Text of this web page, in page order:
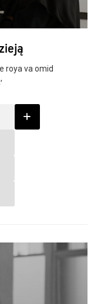
roya va omid